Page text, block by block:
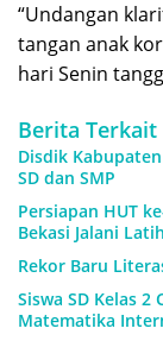
“Undangan
tangan anak
hari Senin
Berita Terkait
Disdik
SD dan SMP
Persiapan HUT
Bekasi Jalani
Rekor Baru
Siswa SD Kelas
Matematika